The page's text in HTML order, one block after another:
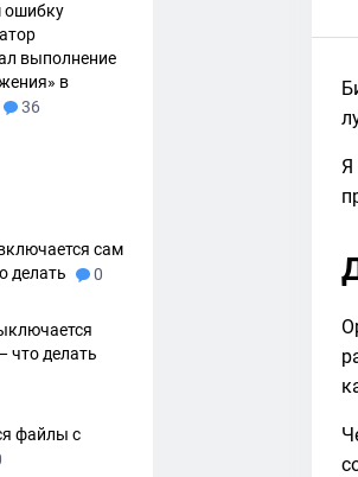
ошибку
выполнение
в
36
сам
делать
0
что делать
файлы с
Я